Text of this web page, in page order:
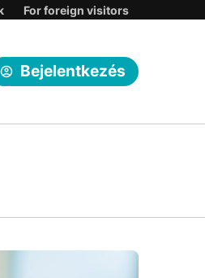
For foreign visitors
Bejelentkezés
TV ügyfélkapuba